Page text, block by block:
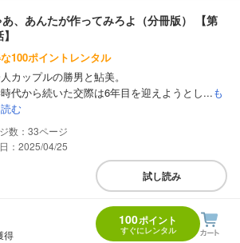
あ、あんたが作ってみろよ（分冊版） 【第
100ポイントレンタル
カップルの勝男と鮎美。
代から続いた交際は6年目を迎えようとし...も
む
33
：2025/04/25
試し読み
得
100ポイント
すぐにレンタル